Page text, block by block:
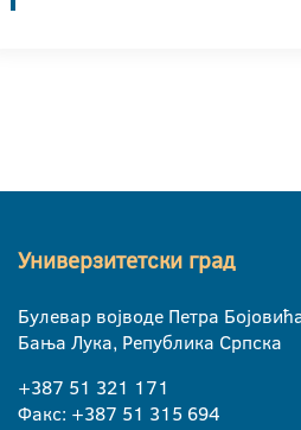
Универзитетски град
Булевар војводе Петра
Бања Лука, Република Српска
+387 51 321 171
Факс: +387 51 315 694